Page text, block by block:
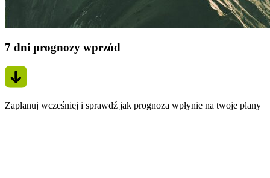
7 dni prognozy wprzód
Zaplanuj wcześniej i sprawdź jak prognoza wpłynie na twoje plany